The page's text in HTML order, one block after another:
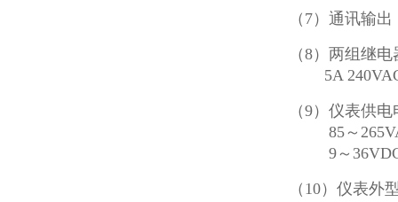
（ 7） 通讯输出
（8）两组继
5A 240VAC
（9） 仪表供电
85～
9～36VDC
（10）仪表外